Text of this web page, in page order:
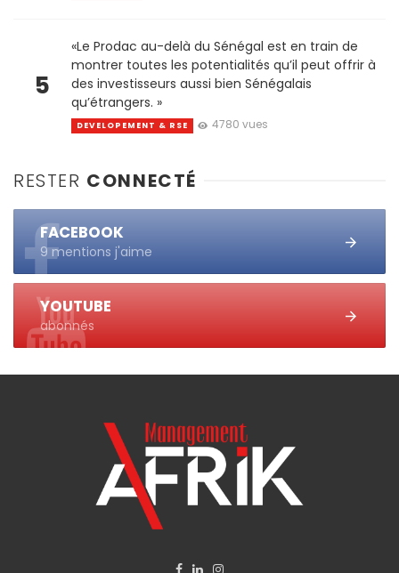
5
«Le Prodac au-delà du Sénégal est en train de
montrer toutes les potentialités qu’il peut offrir à
des investisseurs aussi bien Sénégalais
qu’étrangers. »
DEVELOPEMENT & RSE 4780 vues
RESTER CONNECTÉ
FACEBOOK
9 mentions j'aime
YOUTUBE
abonnés